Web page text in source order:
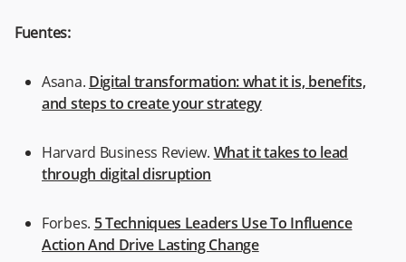
Fuentes:
Asana. Digital transformation: what it is, benefits,
and steps to create your strategy
Harvard Business Review. What it takes to lead
through digital disruption
Forbes. 5 Techniques Leaders Use To Influence
Action And Drive Lasting Change